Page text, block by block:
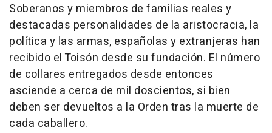
Soberanos y miembros de familias reales y
destacadas personalidades de la aristocracia, la
política y las armas, españolas y extranjeras han
recibido el Toisón desde su fundación. El número
de collares entregados desde entonces
asciende a cerca de mil doscientos, si bien
deben ser devueltos a la Orden tras la muerte de
cada caballero.